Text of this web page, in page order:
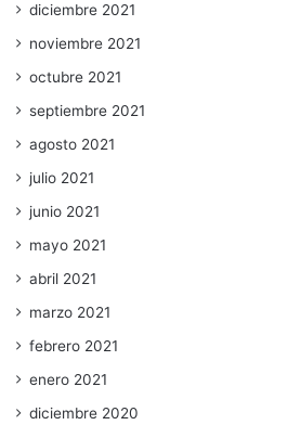
diciembre 2021
noviembre 2021
octubre 2021
septiembre 2021
agosto 2021
julio 2021
junio 2021
mayo 2021
abril 2021
marzo 2021
febrero 2021
enero 2021
diciembre 2020